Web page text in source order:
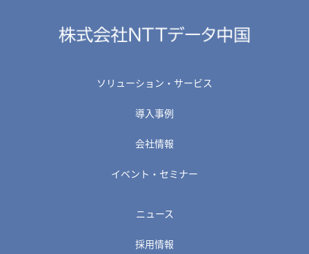
ソリューション・サービス
導入事例
会社情報
イベント・セミナー
ニュース
採用情報